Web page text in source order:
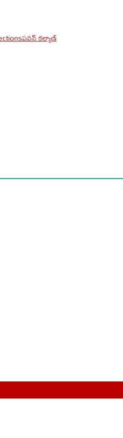
పవన్ కల్యాణ్